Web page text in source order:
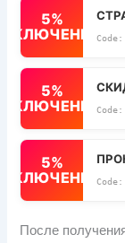
5%
5%
5%
После